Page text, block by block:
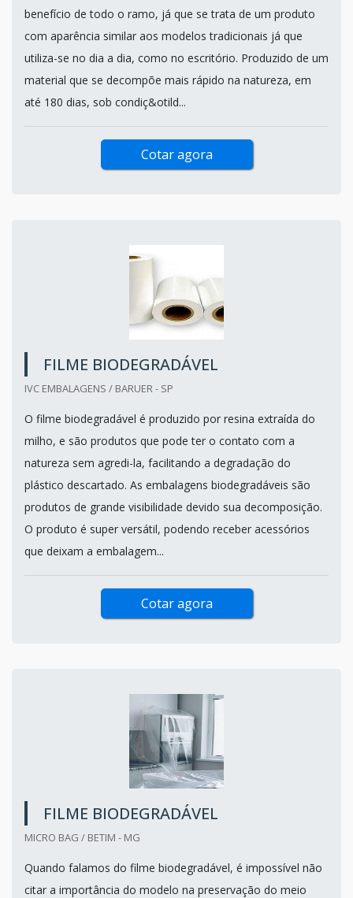
benefício de todo o ramo, já que se trata de um produto
com aparência similar aos modelos tradicionais já que
utiliza-se no dia a dia, como no escritório. Produzido de um
material que se decompõe mais rápido na natureza, em
até 180 dias, sob condiç&otild...
Cotar agora
FILME BIODEGRADÁVEL
IVC EMBALAGENS / BARUER - SP
O filme biodegradável é produzido por resina extraída do
milho, e são produtos que pode ter o contato com a
natureza sem agredi-la, facilitando a degradação do
plástico descartado. As embalagens biodegradáveis são
produtos de grande visibilidade devido sua decomposição.
O produto é super versátil, podendo receber acessórios
que deixam a embalagem...
Cotar agora
FILME BIODEGRADÁVEL
MICRO BAG / BETIM - MG
Quando falamos do filme biodegradável, é impossível não
citar a importância do modelo na preservação do meio